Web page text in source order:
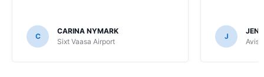
C
CARINA NYMARK
Sixt Vaasa Airport
J
Avis